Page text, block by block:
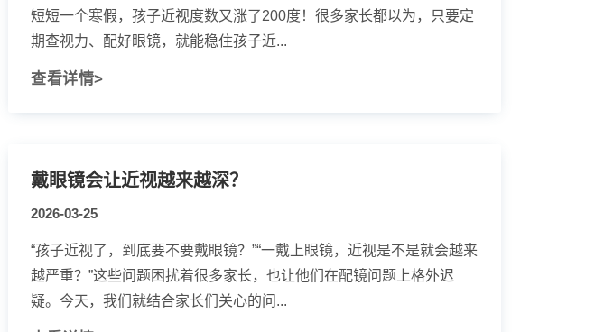
短短一个寒假，孩子近视度数又涨了200度！很多家长都以为，只要定
期查视力、配好眼镜，就能稳住孩子近...
查看详情>
戴眼镜会让近视越来越深？
2026-03-25
“孩子近视了，到底要不要戴眼镜？”“一戴上眼镜，近视是不是就会越来
越严重？”这些问题困扰着很多家长，也让他们在配镜问题上格外迟
疑。今天，我们就结合家长们关心的问...